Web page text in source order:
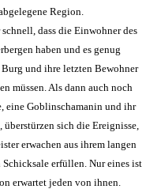
Region.
dass die Einwohner des
haben und es genug
und ihre letzten Bewohner
müssen. Als dann auch noch
eine Goblinschamanin und ihr
sich die Ereignisse,
erwachen aus ihrem langen
Schicksale erfüllen. Nur eines ist
erwartet jeden von ihnen.